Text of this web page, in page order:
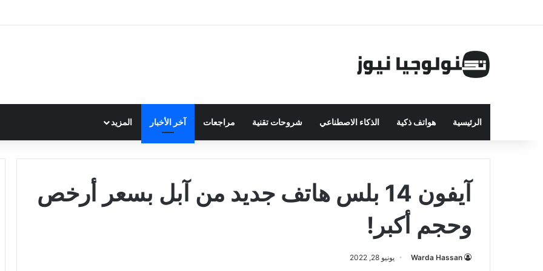
الرئيسية هواتف ذكية الذكاء الاصطناعي شروحات تقنية مراجعات آخر الأخبار المزيد
آيفون 14 بلس هاتف جديد من آبل بسعر أرخص
وحجم أكبر!
Warda Hassan يونيو 28, 2022